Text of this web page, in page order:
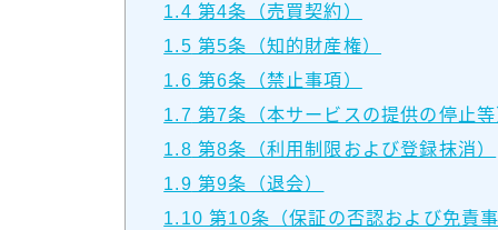
1.4 第4条（売買契約）
1.5 第5条（知的財産権）
1.6 第6条（禁止事項）
1.7 第7条（本サービスの提供の停止等
1.8 第8条（利用制限および登録抹消）
1.9 第9条（退会）
1.10 第10条（保証の否認および免責事